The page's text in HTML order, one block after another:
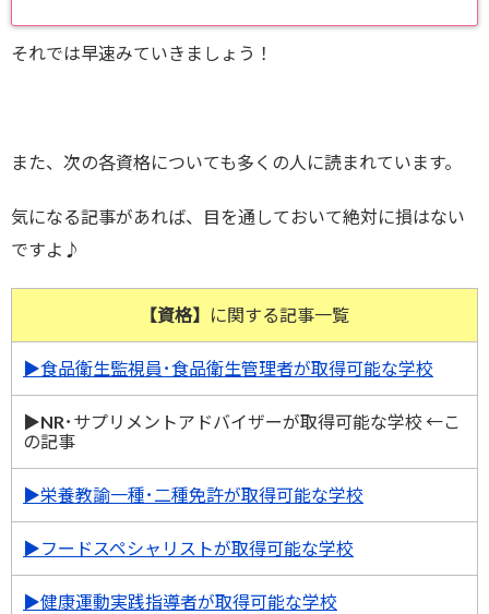
それでは早速みていきましょう！
また、次の各資格についても多くの人に読まれています。
気になる記事があれば、目を通しておいて絶対に損はない
ですよ♪
【資格】 に関する記事一覧
▶︎食品衛生監視員･食品衛生管理者が取得可能な学校
▶︎NR･サプリメントアドバイザーが取得可能な学校 ←こ
の記事
▶︎栄養教諭一種･二種免許が取得可能な学校
▶︎フードスペシャリストが取得可能な学校
▶︎健康運動実践指導者が取得可能な学校